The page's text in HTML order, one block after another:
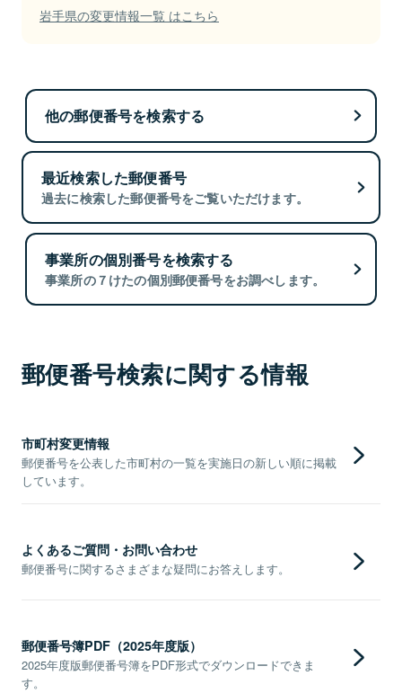
岩手県の変更情報一覧 はこちら
他の郵便番号を検索する
最近検索した郵便番号
過去に検索した郵便番号をご覧いただけます。
事業所の個別番号を検索する
事業所の７けたの個別郵便番号をお調べします。
郵便番号検索に関する情報
市町村変更情報
郵便番号を公表した市町村の一覧を実施日の新しい順に掲載
しています。
よくあるご質問・お問い合わせ
郵便番号に関するさまざまな疑問にお答えします。
郵便番号簿PDF（2025年度版）
2025年度版郵便番号簿をPDF形式でダウンロードできま
す。